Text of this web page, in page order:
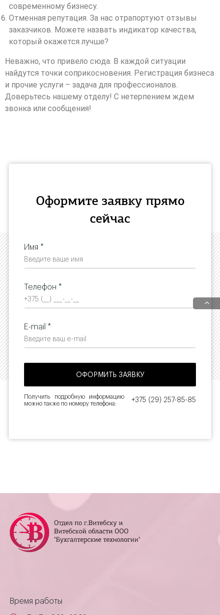
современному бизнесу.
Отменная репутация. За нас отрапортуют отзывы
заказчиков. Можете назвать индикатор качества,
который окажется лучше?
Неважно, что привело сюда. В каждой ситуации
найдутся точки соприкосновения. Регистрация бизнеса
и прочие услуги – задача для профессионалов.
Доверьтесь нашему отделу! С нетерпением ждем
звонка или сообщения!
Оформите заявку прямо
сейчас
Имя *
Телефон *
E-mail *
Получить подробную информацию
можно также по номеру телефона:
+375 (29) 257-85-85
Время работы